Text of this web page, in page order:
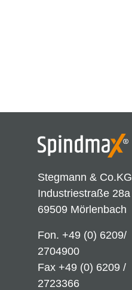
Stegmann & Co.KG
Industriestraße 28a
69509 Mörlenbach
Fon. +49 (0) 6209/
2704900
Fax +49 (0) 6209 /
2723366